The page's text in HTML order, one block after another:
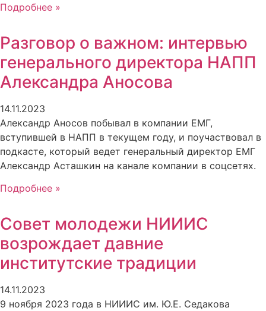
Подробнее »
Разговор о важном: интервью
генерального директора НАПП
Александра Аносова
14.11.2023
Александр Аносов побывал в компании ЕМГ,
вступившей в НАПП в текущем году, и поучаствовал в
подкасте, который ведет генеральный директор ЕМГ
Александр Асташкин на канале компании в соцсетях.
Подробнее »
Совет молодежи НИИИС
возрождает давние
институтские традиции
14.11.2023
9 ноября 2023 года в НИИИС им. Ю.Е. Седакова